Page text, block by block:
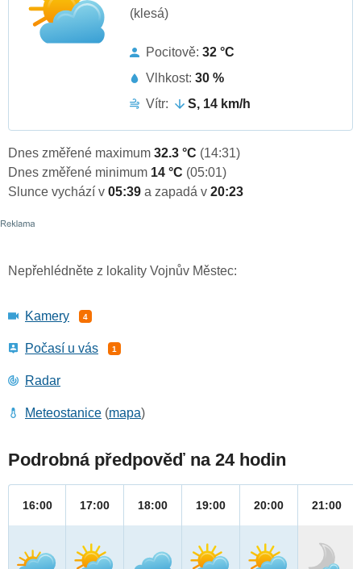
(klesá)
Pocitově: 32 °C
Vlhkost: 30 %
Vítr:
S, 14 km/h
Dnes změřené maximum 32.3 °C (14:31)
Dnes změřené minimum 14 °C (05:01)
Slunce vychází v 05:39 a zapadá v 20:23
Nepřehlédněte z lokality Vojnův Městec:
Kamery 4
Počasí u vás 1
Radar
Meteostanice (mapa)
Podrobná předpověď na 24 hodin
16:00 17:00 18:00 19:00 20:00 21:00